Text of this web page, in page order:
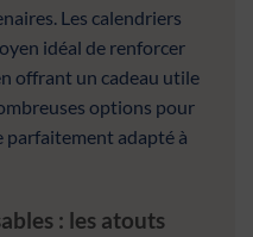
Les calendriers
idéal de renforcer
offrant un cadeau utile
options pour
adapté à
: les atouts